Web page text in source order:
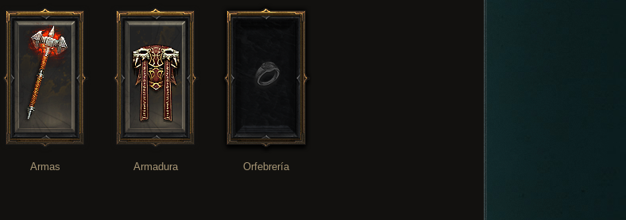
Armas Armadura Orfebrería